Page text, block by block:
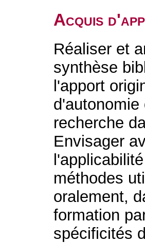
Acquis
Réaliser et
synthèse
l'apport
recherche
Envisager
méthodes
oralement,
formation
spécificités